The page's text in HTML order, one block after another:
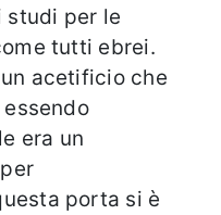
studi per le
tutti ebrei.
acetificio che
era un
porta si è